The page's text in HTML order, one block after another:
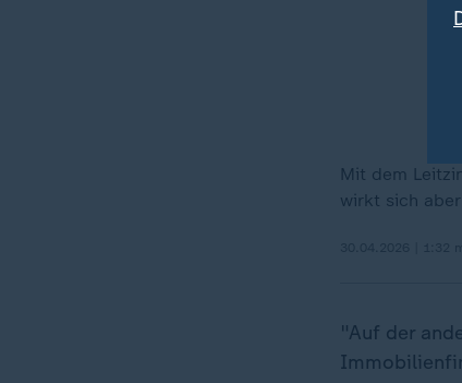
Mit dem
wirkt sich aber
"Auf der